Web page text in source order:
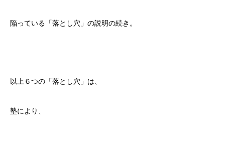
陥っている「落とし穴」の説明の続き。
以上６つの「落とし穴」は、
塾により、